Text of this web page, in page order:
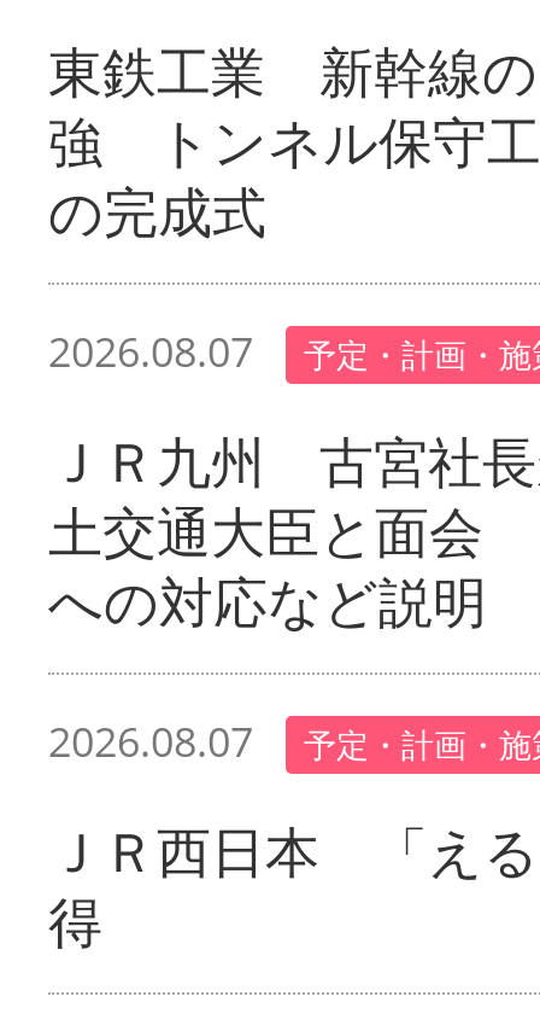
東鉄工業 新幹線
強 トンネル保守
の完成式
2026.08.07 予定・計画・
ＪＲ九州 古宮社
土交通大臣と面会
への対応など説明
2026.08.07 予定・計画・
ＪＲ西日本 「え
得